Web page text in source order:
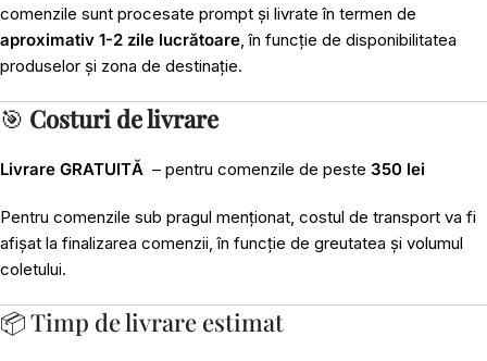
comenzile sunt procesate prompt și livrate în termen de
aproximativ 1-2 zile lucrătoare, în funcție de disponibilitatea
produselor și zona de destinație.
🎯 Costuri de livrare
Livrare GRATUITĂ – pentru comenzile de peste 350 lei
Pentru comenzile sub pragul menționat, costul de transport va fi
afișat la finalizarea comenzii, în funcție de greutatea și volumul
coletului.
📦 Timp de livrare estimat